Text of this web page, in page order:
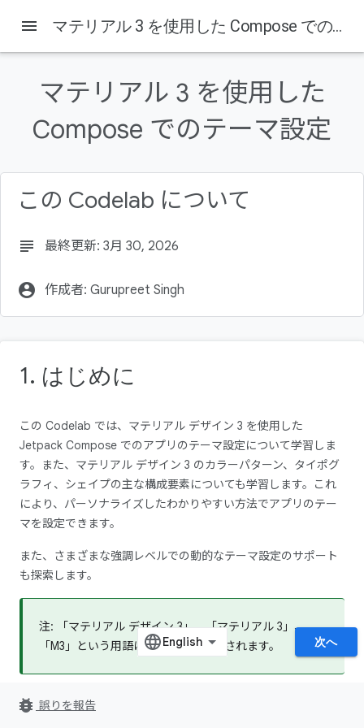
1. はじめに
学習内容
作成するアプリの概要
必要なもの
menu マテリアル 3 を使用した Compose でのテーマ設定
マテリアル 3 を使用した
Compose でのテーマ設定
この Codelab について
subject 最終更新: 3月 30, 2026
account_circle 作成者: Gurupreet Singh
1. はじめに
この Codelab では、マテリアル デザイン 3 を使用した
Jetpack Compose でのアプリのテーマ設定について学習しま
す。また、マテリアル デザイン 3 のカラーパターン、タイポグ
ラフィ、シェイプの主な構成要素についても学習します。これ
により、パーソナライズしたわかりやすい方法でアプリのテー
マを設定できます。
また、さまざまな強調レベルでの動的なテーマ設定のサポート
も探索します。
注: 「マテリアル デザイン 3」、「マテリアル 3」、
「M3」という用語は同じ意味で使用されます。
学習内容
次へ
bug_report 誤りを報告